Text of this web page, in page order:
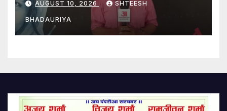
AUGUST 10, 2026 SHTEESH
BHADAURIYA